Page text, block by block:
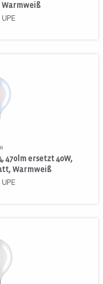
UPE
470lm ersetzt 40W,
Warmweiß
UPE